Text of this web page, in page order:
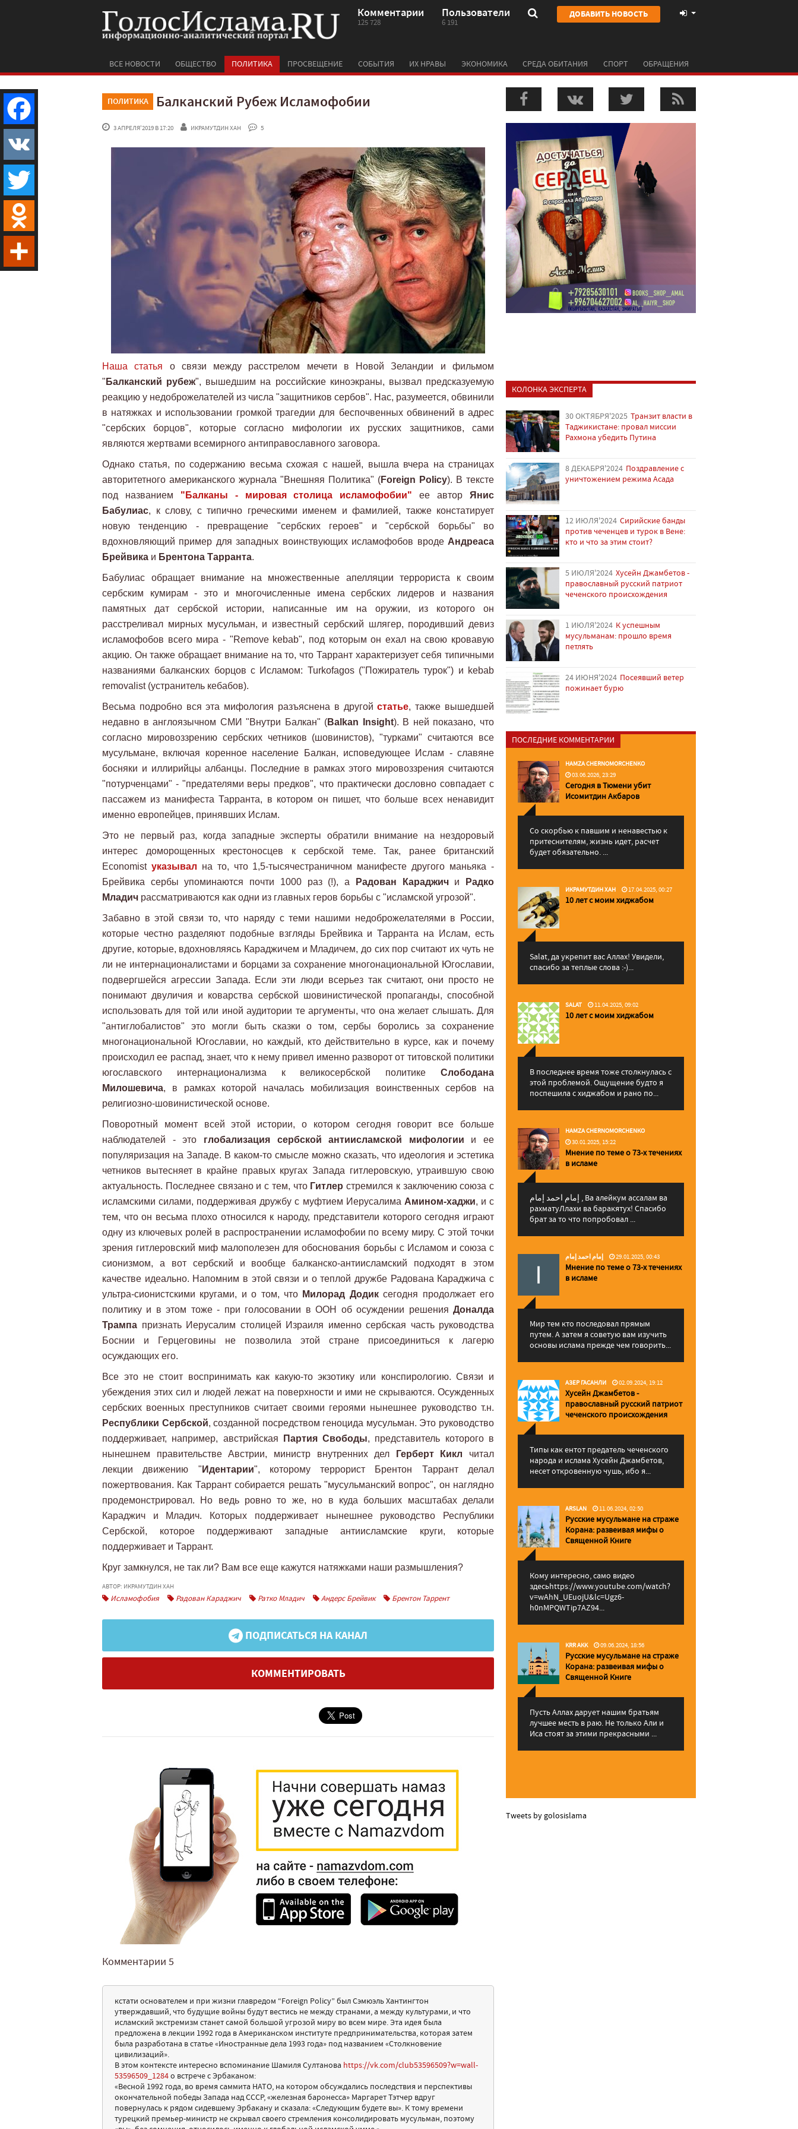
Комментарии
125 728
Пользователи
6 191
ДОБАВИТЬ НОВОСТЬ
ВСЕ НОВОСТИ ОБЩЕСТВО ПОЛИТИКА ПРОСВЕЩЕНИЕ СОБЫТИЯ ИХ НРАВЫ ЭКОНОМИКА СРЕДА ОБИТАНИЯ СПОРТ ОБРАЩЕНИЯ
ПОЛИТИКА Балканский Рубеж Исламофобии
3 АПРЕЛЯ'2019 В 17:20 ИКРАМУТДИН ХАН 5
Наша статья о связи между расстрелом мечети в Новой Зеландии и фильмом
" Балканский рубеж", вышедшим на российские киноэкраны, вызвал предсказуемую
реакцию у недоброжелателей из числа "защитников сербов". Нас, разумеется, обвинили
в натяжках и использовании громкой трагедии для беспочвенных обвинений в адрес
"сербских борцов", которые согласно мифологии их русских защитников, сами
являются жертвами всемирного антиправославного заговора.
Однако статья, по содержанию весьма схожая с нашей, вышла вчера на страницах
авторитетного американского журнала "Внешняя Политика" (Foreign Policy). В тексте
под названием "Балканы - мировая столица исламофобии" ее авторЯнис
Бабулиас, к слову, с типично греческими именем и фамилией, также констатирует
новую тенденцию - превращение "сербских героев" и "сербской борьбы" во
вдохновляющий пример для западных воинствующих исламофобов вроде Андреаса
Брейвика и Брентона Тарранта.
Бабулиас обращает внимание на множественные апелляции террориста к своим
сербским кумирам - это и многочисленные имена сербских лидеров и названия
памятных дат сербской истории, написанные им на оружии, из которого он
расстреливал мирных мусульман, и известный сербский шлягер, породивший девиз
исламофобов всего мира - "Remove kebab", под которым он ехал на свою кровавую
акцию. Он также обращает внимание на то, что Таррант характеризует себя типичными
названиями балканских борцов с Исламом: Turkofagos ("Пожиратель турок") и kebab
removalist (устранитель кебабов).
Весьма подробно вся эта мифология разъяснена в другойстатье, также вышедшей
недавно в англоязычном СМИ "Внутри Балкан" (Balkan Insight). В ней показано, что
согласно мировоззрению сербских четников (шовинистов), "турками" считаются все
мусульмане, включая коренное население Балкан, исповедующее Ислам - славяне
босняки и иллирийцы албанцы. Последние в рамках этого мировоззрения считаются
"потурченцами" - "предателями веры предков", что практически дословно совпадает с
пассажем из манифеста Тарранта, в котором он пишет, что больше всех ненавидит
именно европейцев, принявших Ислам.
Это не первый раз, когда западные эксперты обратили внимание на нездоровый
интерес доморощенных крестоносцев к сербской теме. Так, ранее британский
Economist указывал на то, что 1,5-тысячестраничном манифесте другого маньяка -
Брейвика сербы упоминаются почти 1000 раз (!), а
Радован Караджичи
Радко
Младич рассматриваются как одни из главных геров борьбы с "исламской угрозой".
Забавно в этой связи то, что наряду с теми нашими недоброжелателями в России,
которые честно разделяют подобные взгляды Брейвика и Тарранта на Ислам, есть
другие, которые, вдохновляясь Караджичем и Младичем, до сих пор считают их чуть не
ли не интернационалистами и борцами за сохранение многонациональной Югославии,
подвергшейся агрессии Запада. Если эти люди всерьез так считают, они просто не
понимают двуличия и коварства сербской шовинистической пропаганды, способной
использовать для той или иной аудитории те аргументы, что она желает слышать. Для
"антиглобалистов" это могли быть сказки о том, сербы боролись за сохранение
многонациональной Югославии, но каждый, кто действительно в курсе, как и почему
происходил ее распад, знает, что к нему привел именно разворот от титовской политики
югославского интернационализма к великосербской политике Слободана
Милошевича, в рамках которой началась мобилизация воинственных сербов на
религиозно-шовинистической основе.
Поворотный момент всей этой истории, о котором сегодня говорит все больше
наблюдателей - это глобализация сербской антиисламской мифологии и ее
популяризация на Западе. В каком-то смысле можно сказать, что идеология и эстетика
четников вытесняет в крайне правых кругах Запада гитлеровскую, утраившую свою
актуальность. Последнее связано и с тем, что Гитлер стремился к заключению союза с
исламскими силами, поддерживая дружбу с муфтием Иерусалима Амином-хаджи, и с
тем, что он весьма плохо относился к народу, представители которого сегодня играют
одну из ключевых ролей в распространении исламофобии по всему миру. С этой точки
зрения гитлеровский миф малополезен для обоснования борьбы с Исламом и союза с
сионизмом, а вот сербский и вообще балканско-антиисламский подходят в этом
качестве идеально. Напомним в этой связи и о теплой дружбе Радована Караджича с
ультра-сионистскими кругами, и о том, что Милорад Додиксегодня продолжает его
политику и в этом тоже - при голосовании в ООН об осуждении решения Доналда
Трампа признать Иерусалим столицей Израиля именно сербская часть руководства
Боснии и Герцеговины не позволила этой стране присоединиться к лагерю
осуждающих его.
Все это не стоит воспринимать как какую-то экзотику или конспирологию. Связи и
убеждения этих сил и людей лежат на поверхности и ими не скрываются. Осужденных
сербских военных преступников считает своими героями нынешнее руководство т.н.
Республики Сербской, созданной посредством геноцида мусульман. Это руководство
поддерживает, например, австрийская
Партия Свободы, представитель которого в
нынешнем правительстве Австрии, министр внутренних дел
Герберт Кикл читал
лекции движению " Идентарии", которому террорист Брентон Таррант делал
пожертвования. Как Таррант собирается решать "мусульманский вопрос", он наглядно
продемонстрировал. Но ведь ровно то же, но в куда больших масштабах делали
Караджич и Младич. Которых поддерживает нынешнее руководство Республики
Сербской, которое поддерживают западные антиисламские круги, которые
поддерживает и Таррант.
Круг замкнулся, не так ли? Вам все еще кажутся натяжками наши размышления?
АВТОР: ИКРАМУТДИН ХАН
Исламофобия Радован Караджич Ратко Младич Андерс Брейвик Брентон Таррент
ПОДПИСАТЬСЯ НА КАНАЛ
КОММЕНТИРОВАТЬ
Комментарии 5
кстати основателем и при жизни главредом “Foreign Policy” был Сэмюэль Хантингтон
утверждавший, что будущие войны будут вестись не между странами, а между культурами, и что
исламский экстремизм станет самой большой угрозой миру во всем мире. Эта идея была
предложена в лекции 1992 года в Американском институте предпринимательства, которая затем
была разработана в статье «Иностранные дела 1993 года» под названием «Столкновение
цивилизаций».
В этом контексте интересно вспоминание Шамиля Султанова https://vk.com/club53596509?w=wall-
53596509_1284о встрече с Эрбаканом:
«Весной 1992 года, во время саммита НАТО, на котором обсуждались последствия и перспективы
окончательной победы Запада над СССР, «железная баронесса» Маргарет Тэтчер вдруг
повернулась к рядом сидевшему Эрбакану и сказала: «Следующим будете вы». К тому времени
турецкий премьер-министр не скрывал своего стремления консолидировать мусульман, поэтому
КОЛОНКА ЭКСПЕРТА
30 ОКТЯБРЯ'2025 Транзит власти в
Таджикистане: провал миссии
Рахмона убедить Путина
8 ДЕКАБРЯ'2024 Поздравление с
уничтожением режима Асада
12 ИЮЛЯ'2024 Сирийские банды
против чеченцев и турок в Вене:
кто и что за этим стоит?
5 ИЮЛЯ'2024 Хусейн Джамбетов -
православный русский патриот
чеченского происхождения
1 ИЮЛЯ'2024 К успешным
мусульманам: прошло время
петлять
24 ИЮНЯ'2024 Посеявший ветер
пожинает бурю
ПОСЛЕДНИЕ КОММЕНТАРИИ
HAMZA CHERNOMORCHENKO
03.06.2026, 23:29
Сегодня в Тюмени убит
Исомитдин Акбаров
Со скорбью к павшим и ненавестью к
притеснителям, жизнь идет, расчет
будет обязательно. ...
ИКРАМУТДИН ХАН 17.04.2025, 00:27
10 лет с моим хиджабом
Salat, да укрепит вас Аллаx! Увидели,
спасибо за теплые слова :-)...
SALAT 11.04.2025, 09:02
10 лет с моим хиджабом
В последнее время тоже столкнулась с
этой проблемой. Ощущение будто я
поспешила с хиджабом и рано по...
HAMZA CHERNOMORCHENKO
30.01.2025, 15:22
Мнение по теме о 73-х течениях
в исламе
إمام احمد إمام , Ва алейкум ассалам ва
рахматуЛлахи ва баракятух! Спасибо
брат за то что попробовал ...
إمام احمد إمام 29.01.2025, 00:43
Мнение по теме о 73-х течениях
в исламе
Мир тем кто последовал прямым
путем. А затем я советую вам изучить
основы ислама прежде чем говорить...
АЗЕР ГАСАНЛИ 02.09.2024, 19:12
Хусейн Джамбетов -
православный русский патриот
чеченского происхождения
Типы как ентот предатель чеченского
народа и ислама Хусейн Джамбетов,
несет откровенную чушь, ибо я...
ARSLAN 11.06.2024, 02:50
Русские мусульмане на страже
Корана: pазвеивая мифы о
Священной Книге
Кому интересно, само видео
здесьhttps://www.youtube.com/watch?
v=wAhN_UEuojU&lc=Ugz6-
h0nMPQWTip7AZ94...
KRR AKK 09.06.2024, 18:56
Русские мусульмане на страже
Корана: pазвеивая мифы о
Священной Книге
Пусть Аллах дарует нашим братьям
лучшее месть в раю. Не только Али и
Иса стоят за этими прекрасными ...
Tweets by golosislama
Facebook
VK
Twitter
Odnoklassniki